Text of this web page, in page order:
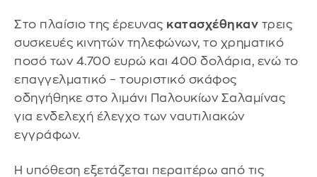
Στο πλαίσιο της έρευνας κατασχέθηκαν τρεις
συσκευές κινητών τηλεφώνων, το χρηματικό
ποσό των 4.700 ευρώ και 400 δολάρια, ενώ το
επαγγελματικό – τουριστικό σκάφος
οδηγήθηκε στο λιμάνι Παλουκίων Σαλαμίνας
για ενδελεχή έλεγχο των ναυτιλιακών
εγγράφων.
Η υπόθεση εξετάζεται περαιτέρω από τις